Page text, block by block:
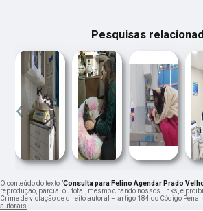
Pesquisas
‹
O conteúdo do texto "Consulta para Felino Agendar Prado
reprodução, parcial ou total, mesmo citando nossos links, é
Crime de violação de direito autoral – artigo 184 do Código Penal
autorais.